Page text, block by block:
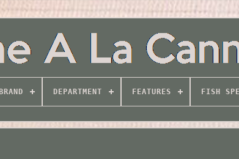
BRAND DEPARTMENT FEATURES FISH